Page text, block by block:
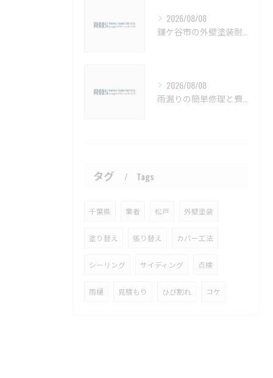
2026/08/08
2026/08/08
タグ Tags
千葉県 業者 松戸 外壁塗装
塗り替え 張り替え カバー工法
シーリング サイディング 点検
雨樋 見積もり ひび割れ コケ